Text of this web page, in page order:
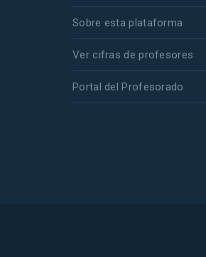
Sobre esta plataforma
Ver cifras de profesores
Portal del Profesorado